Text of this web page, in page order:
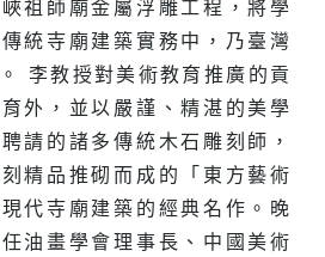
祖師廟金屬浮雕工程，將學
統寺廟建築實務中，乃臺灣
李教授對美術教育推廣的貢
外，並以嚴謹、精湛的美學
請的諸多傳統木石雕刻師，
精品推砌而成的「東方藝術
代寺廟建築的經典名作。晚
油畫學會理事長、中國美術